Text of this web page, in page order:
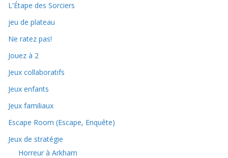
L'Étape des Sorciers
jeu de plateau
Ne ratez pas!
Jouez à 2
Jeux collaboratifs
Jeux enfants
Jeux familiaux
Escape Room (Escape, Enquête)
Jeux de stratégie
Horreur à Arkham